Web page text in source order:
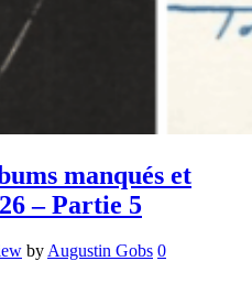
manqués et
– Partie 5
byAugustin Gobs 0